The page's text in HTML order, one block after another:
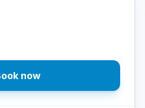
now